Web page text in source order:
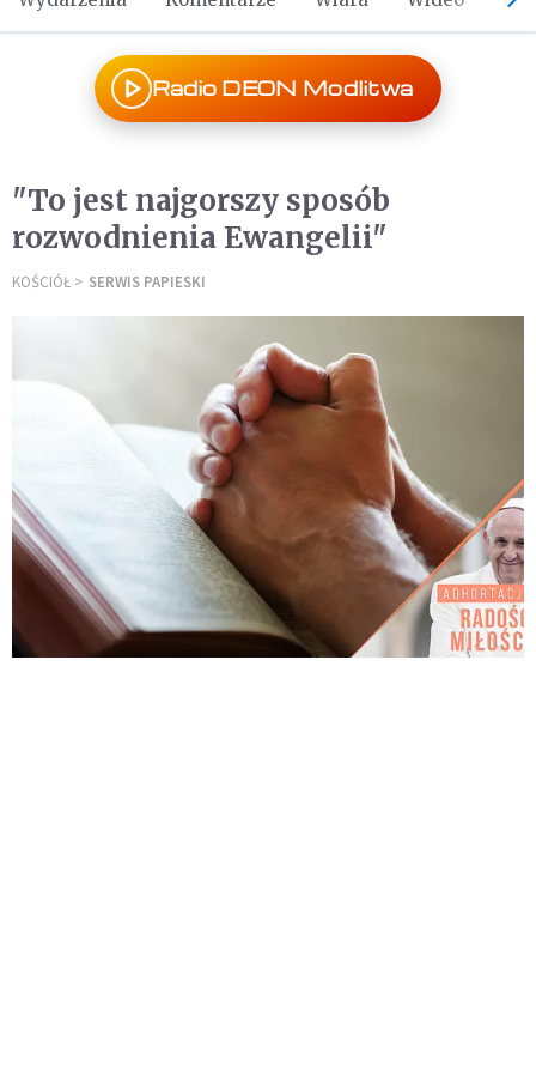
Radio DEON Modlitwa
"To jest najgorszy sposób
rozwodnienia Ewangelii"
KOŚCIÓŁ SERWIS PAPIESKI